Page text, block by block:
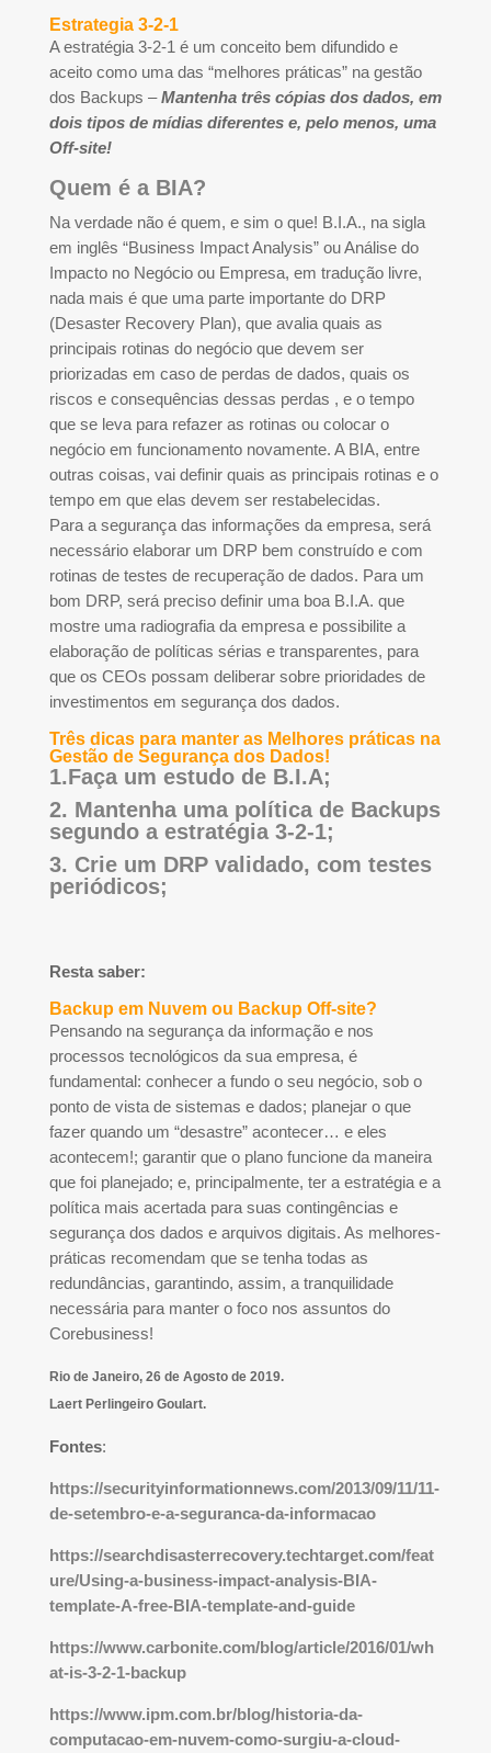
Estrategia 3-2-1
A estratégia 3-2-1 é um conceito bem difundido e
aceito como uma das “melhores práticas” na gestão
dos Backups –Mantenha três cópias dos dados, em
dois tipos de mídias diferentes e, pelo menos, uma
Off-site!
Quem é a BIA?
Na verdade não é quem, e sim o que! B.I.A., na sigla
em inglês “Business Impact Analysis” ou Análise do
Impacto no Negócio ou Empresa, em tradução livre,
nada mais é que uma parte importante do DRP
(Desaster Recovery Plan), que avalia quais as
principais rotinas do negócio que devem ser
priorizadas em caso de perdas de dados, quais os
riscos e consequências dessas perdas , e o tempo
que se leva para refazer as rotinas ou colocar o
negócio em funcionamento novamente. A BIA, entre
outras coisas, vai definir quais as principais rotinas e o
tempo em que elas devem ser restabelecidas.
Para a segurança das informações da empresa, será
necessário elaborar um DRP bem construído e com
rotinas de testes de recuperação de dados. Para um
bom DRP, será preciso definir uma boa B.I.A. que
mostre uma radiografia da empresa e possibilite a
elaboração de políticas sérias e transparentes, para
que os CEOs possam deliberar sobre prioridades de
investimentos em segurança dos dados.
Três dicas para manter as Melhores práticas na
Gestão de Segurança dos Dados!
1.Faça um estudo de B.I.A;
2. Mantenha uma política de Backups
segundo a estratégia 3-2-1;
3. Crie um DRP validado, com testes
periódicos;
Resta saber:
Backup em Nuvem ou Backup Off-site?
Pensando na segurança da informação e nos
processos tecnológicos da sua empresa, é
fundamental: conhecer a fundo o seu negócio, sob o
ponto de vista de sistemas e dados; planejar o que
fazer quando um “desastre” acontecer… e eles
acontecem!; garantir que o plano funcione da maneira
que foi planejado; e, principalmente, ter a estratégia e a
política mais acertada para suas contingências e
segurança dos dados e arquivos digitais. As melhores-
práticas recomendam que se tenha todas as
redundâncias, garantindo, assim, a tranquilidade
necessária para manter o foco nos assuntos do
Corebusiness!
Rio de Janeiro, 26 de Agosto de 2019.
Laert Perlingeiro Goulart.
Fontes:
https://securityinformationnews.com/2013/09/11/11-
de-setembro-e-a-seguranca-da-informacao
https://searchdisasterrecovery.techtarget.com/feat
ure/Using-a-business-impact-analysis-BIA-
template-A-free-BIA-template-and-guide
https://www.carbonite.com/blog/article/2016/01/wh
at-is-3-2-1-backup
https://www.ipm.com.br/blog/historia-da-
computacao-em-nuvem-como-surgiu-a-cloud-